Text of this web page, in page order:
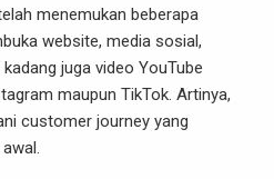
menemukan beberapa
website, media sosial,
juga video YouTube
maupun TikTok. Artinya,
customer journey yang